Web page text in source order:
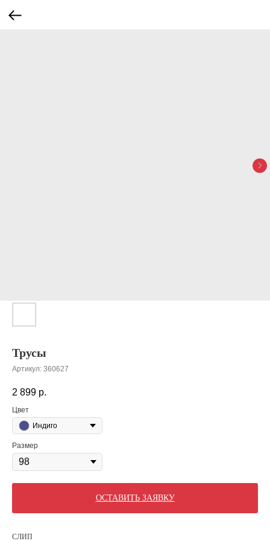
Трусы
Артикул: 360627
2 899 р.
Цвет
Индиго
Размер
ОСТАВИТЬ ЗАЯВКУ
СЛИП